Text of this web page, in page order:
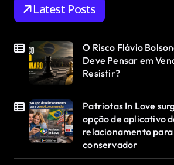
Latest Posts
O Risco Flávio
Deve Pensar em
Resistir?
Patriotas In Love
opção de aplicativo
relacionamento
conservador